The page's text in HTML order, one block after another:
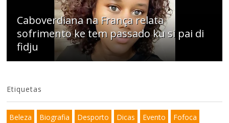
Caboverdiana na França relata
sofrimento ke tem passado ku si pai di
fidju
Etiquetas
Beleza Biografia Desporto Dicas Evento
Fofoca